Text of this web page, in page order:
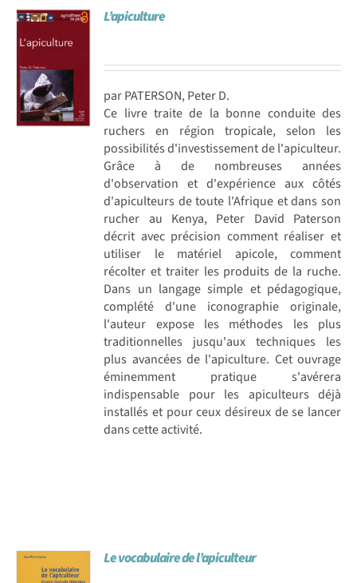
Achat en ligne
Panier WooCommerce
L’apiculture
par PATERSON, Peter D.
Ce livre traite de la bonne conduite des
ruchers en région tropicale, selon les
possibilités d'investissement de l'apiculteur.
Grâce à de nombreuses années
d'observation et d'expérience aux côtés
d'apiculteurs de toute l'Afrique et dans son
rucher au Kenya, Peter David Paterson
décrit avec précision comment réaliser et
utiliser le matériel apicole, comment
récolter et traiter les produits de la ruche.
Dans un langage simple et pédagogique,
complété d'une iconographie originale,
l'auteur expose les méthodes les plus
traditionnelles jusqu'aux techniques les
plus avancées de l'apiculture. Cet ouvrage
éminemment pratique s'avérera
indispensable pour les apiculteurs déjà
installés et pour ceux désireux de se lancer
dans cette activité.
Le vocabulaire de l’apiculteur